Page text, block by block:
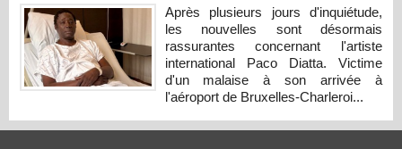
Après plusieurs jours d'inquiétude,
les nouvelles sont désormais
rassurantes concernant l'artiste
international Paco Diatta. Victime
d'un malaise à son arrivée à
l'aéroport de Bruxelles-Charleroi...